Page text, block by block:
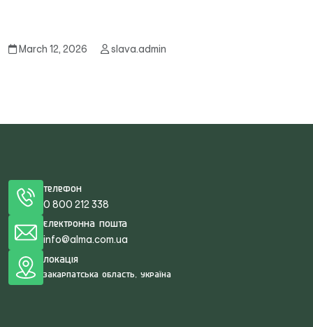
March 12, 2026 slava.admin
Телефон
0 800 212 338
Електронна пошта
info@alma.com.ua
Локація
Закарпатська область, Україна